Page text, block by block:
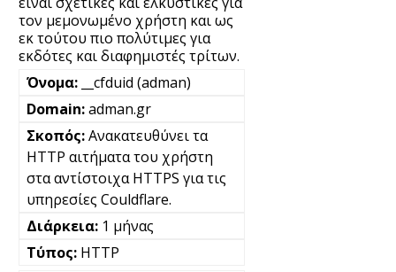
τον μεμονωμένο χρήστη και ως
εκ τούτου πιο πολύτιμες για
εκδότες και διαφημιστές τρίτων.
__cfduid (adman)
adman.gr
Ανακατευθύνει τα
HTTP αιτήματα του χρήστη
στα αντίστοιχα HTTPS για τις
υπηρεσίες Couldflare.
1 μήνας
HTTP